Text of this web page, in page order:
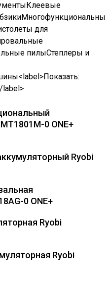
для
пилыСтеплеры и
label>
0 ONE+
Ryobi
0 ONE+
Ryobi
Ryobi